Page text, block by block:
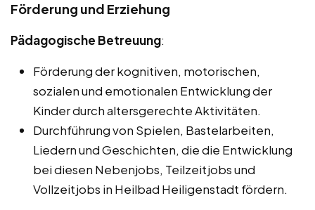
Förderung und Erziehung
Pädagogische Betreuung:
Förderung der kognitiven, motorischen,
sozialen und emotionalen Entwicklung der
Kinder durch altersgerechte Aktivitäten.
Durchführung von Spielen, Bastelarbeiten,
Liedern und Geschichten, die die Entwicklung
bei diesen Nebenjobs, Teilzeitjobs und
Vollzeitjobs in Heilbad Heiligenstadt fördern.